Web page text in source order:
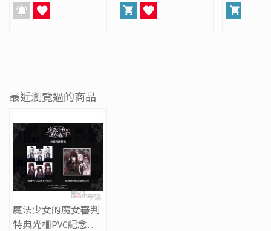
最近瀏覽過的商品
魔法少女的魔女審判
特典光柵PVC紀念卡